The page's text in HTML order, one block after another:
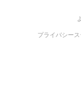
プライバシー